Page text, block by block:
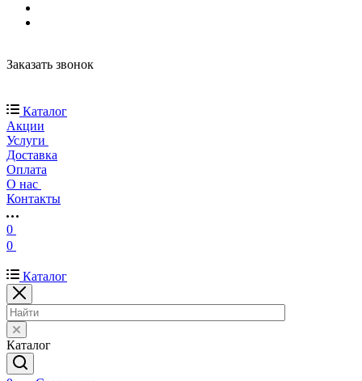
Заказать звонок
Каталог
Акции
Услуги
Доставка
Оплата
О нас
Контакты
0
0
Каталог
Каталог